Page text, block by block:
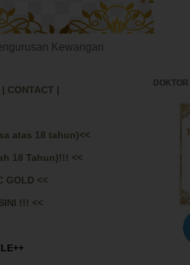
Kewangan
| CONTACT |
atas 18 tahun)<<
18 Tahun)!!! <<
GOLD <<
!!! <<